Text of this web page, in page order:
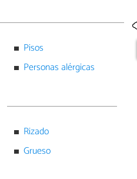
Pisos
Personas alérgicas
Rizado
Grueso